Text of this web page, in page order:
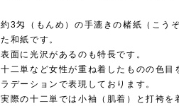
約3匁（もんめ）の手漉きの楮紙（こう
た和紙です。
表面に光沢があるのも特長です。
十二単など女性が重ね着したものの色目
ラデーションで表現しております。
実際の十二単では小袖（肌着）と打袴を